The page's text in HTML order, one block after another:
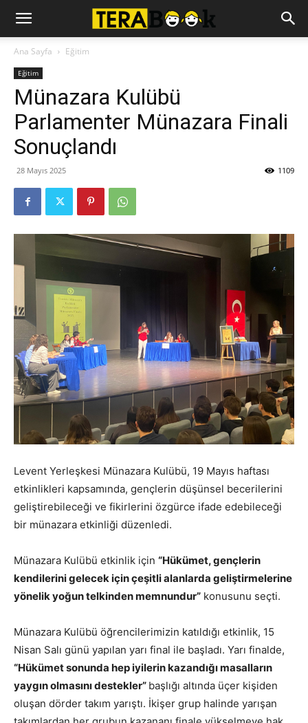
Ana Sayfa Eğitim
Eğitim
Münazara Kulübü
Parlamenter Münazara Finali
Sonuçlandı
28 Mayıs 2025 1109
Levent Yerleşkesi Münazara Kulübü, 19 Mayıs haftası
etkinlikleri kapsamında, gençlerin düşünsel becerilerini
geliştirebileceği ve fikirlerini özgürce ifade edebileceği
bir münazara etkinliği düzenledi.
Münazara Kulübü etkinlik için “Hükümet, gençlerin
kendilerini gelecek için çeşitli alanlarda geliştirmelerine
yönelik yoğun telkinden memnundur” konusunu seçti.
Münazara Kulübü öğrencilerimizin katıldığı etkinlik, 15
Nisan Salı günü yapılan yarı final ile başladı. Yarı finalde,
“Hükümet sonunda hep iyilerin kazandığı masalların
yaygın olmasını destekler” başlığı altında üçer kişiden
oluşan dörder takım yarıştı. İkişer grup halinde yarışan